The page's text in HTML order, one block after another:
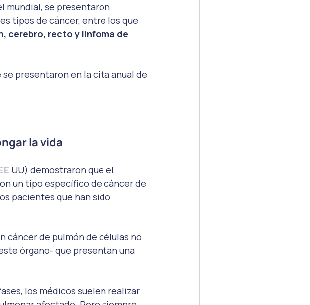
mundial, se presentaron
tipos de cáncer, entre los que
cerebro, recto y linfoma de
presentaron en la cita anual de
la vida
UU) demostraron que el
un tipo específico de cáncer de
pacientes que han sido
cáncer de pulmón de células no
órgano- que presentan una
los médicos suelen realizar